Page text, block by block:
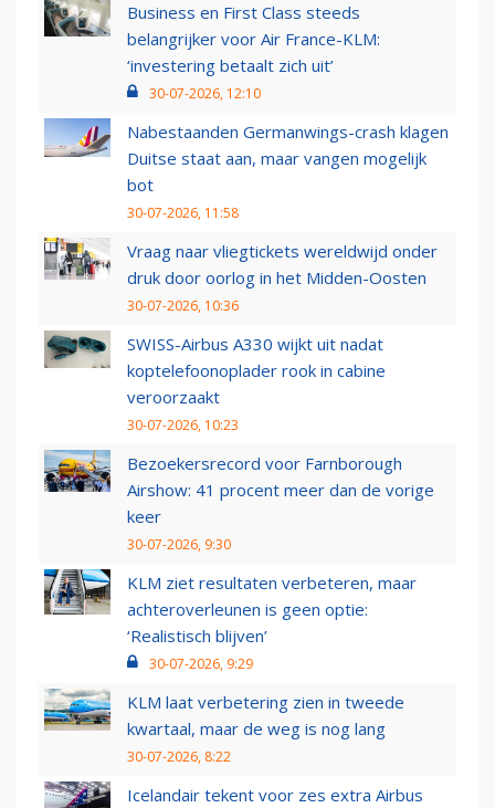
Business en First Class steeds
belangrijker voor Air France-KLM:
‘investering betaalt zich uit’
30-07-2026, 12:10
Nabestaanden Germanwings-crash klagen
Duitse staat aan, maar vangen mogelijk
bot
30-07-2026, 11:58
Vraag naar vliegtickets wereldwijd onder
druk door oorlog in het Midden-Oosten
30-07-2026, 10:36
SWISS-Airbus A330 wijkt uit nadat
koptelefoonoplader rook in cabine
veroorzaakt
30-07-2026, 10:23
Bezoekersrecord voor Farnborough
Airshow: 41 procent meer dan de vorige
keer
30-07-2026, 9:30
KLM ziet resultaten verbeteren, maar
achteroverleunen is geen optie:
‘Realistisch blijven’
30-07-2026, 9:29
KLM laat verbetering zien in tweede
kwartaal, maar de weg is nog lang
30-07-2026, 8:22
Icelandair tekent voor zes extra Airbus